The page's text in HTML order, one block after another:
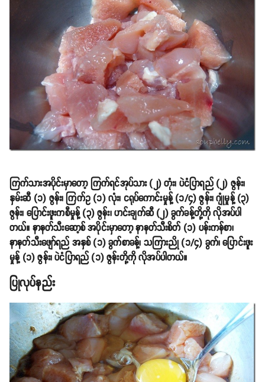
ကြက်သားအပိုင်းမှာတော့ ကြက်ရင်အုပ်သား (၂) တုံး၊ ပဲငံပြာရည် (၂) ဇွန်း၊
နှမ်းဆီ (၁) ဇွန်း၊ ကြက်ဥ (၁) လုံး၊ ငရုပ်ကောင်းမှုန့် (၁/၄) ဇွန်း၊ ဂျုံမှုန့် (၃)
ဇွန်း၊ ပြောင်းဖူးကစီမှုန့် (၃) ဇွန်း၊ ဟင်းချက်ဆီ (၂) ခွက်ခန့်တို့ကို လိုအပ်ပါ
တယ်။ နာနတ်သီးဆော့စ် အပိုင်းမှာတော့ နာနတ်သီးစိတ် (၁) ပန်းကန်စာ၊
နာနတ်သီးဖျော်ရည် အနှစ် (၁) ခွက်စာခန့်၊ သကြားညို (၁/၄) ခွက်၊ ပြောင်းဖူး
မှုန့် (၁) ဇွန်း၊ ပဲငံပြာရည် (၁) ဇွန်းတို့ကို လိုအပ်ပါတယ်။
ပြုလုပ်နည်း